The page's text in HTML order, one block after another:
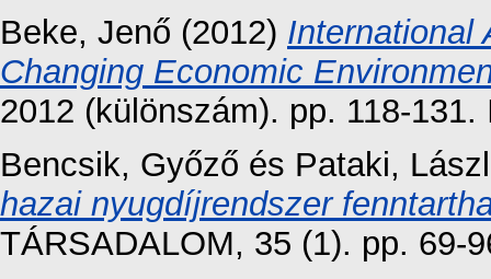
Beke, Jenő (2012) International
Changing Economic
2012 (különszám). pp. 118-131.
Bencsik, Győző és Pataki,
hazai nyugdíjrendszer
TÁRSADALOM, 35 (1). pp. 69-